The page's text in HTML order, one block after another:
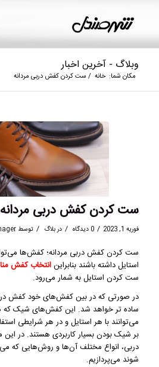
وبلاگ - آخرین اخبار
مکان شما: خانه / ست کردن کفش دربی مردانه
ست کردن کفش دربی مردانه
فوریه 1, 2023 / 0 دیدگاه / دربلاگ / توسط
ست کردن کفش دربی مردانه؛ کفش‌ها
استایل داشته باشند بنابراینانتخاب کفش
ست کردن استایل به شمار می‌رود.
در صورتی که در بین کفش‌های خود کفش
ساده‌ تر خواهد شد. این کفش‌های شیک که
می‌توانند با هر استایل و در هر شرایطی
بر شیک بودن بسیار کاربردی هستند. در
دربی، انواع مختلف آن‌ها و روش‌هایی که می‌
شوند می‌پردازیم.